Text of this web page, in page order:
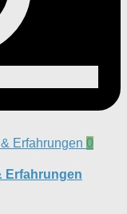
0
Erfahrungen